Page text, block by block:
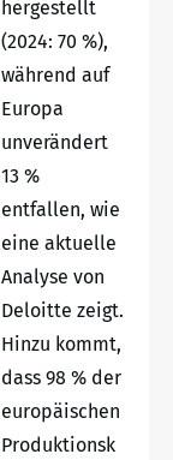
hergestellt
(2024: 70 %),
während auf
Europa
unverändert
13 %
entfallen, wie
eine aktuelle
Analyse von
Deloitte zeigt.
Hinzu kommt,
dass 98 % der
europäischen
Produktionsk